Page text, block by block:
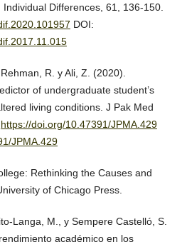
Differences, 61, 136-150.
DOI:
R. y Ali, Z. (2020).
of undergraduate student’s
living conditions. J Pak Med
https://doi.org/10.47391/JPMA.429
JPMA.429
Rethinking the Causes and
of Chicago Press.
Langa, M., y Sempere Castelló, S.
académico en los